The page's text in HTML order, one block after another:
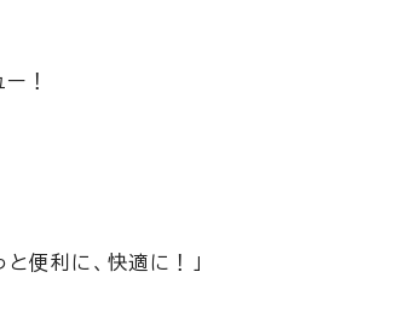
！
便利に、快適に！」